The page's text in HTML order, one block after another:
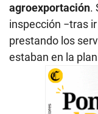
agroexportación.
inspección −tras
prestando los
estaban en la